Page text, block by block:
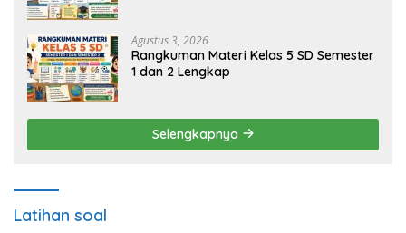
Agustus 3, 2026
Rangkuman Materi Kelas 5 SD Semester
1 dan 2 Lengkap
Selengkapnya
Latihan soal